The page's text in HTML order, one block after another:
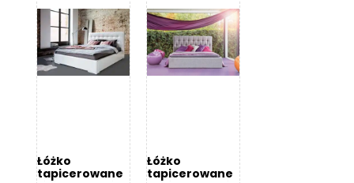
Łóżko
tapicerowane
Łóżko
tapicerowane